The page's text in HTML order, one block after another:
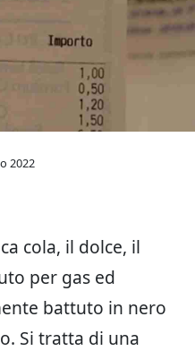
2022
cola, il dolce, il
per gas ed
battuto in nero
Si tratta di una